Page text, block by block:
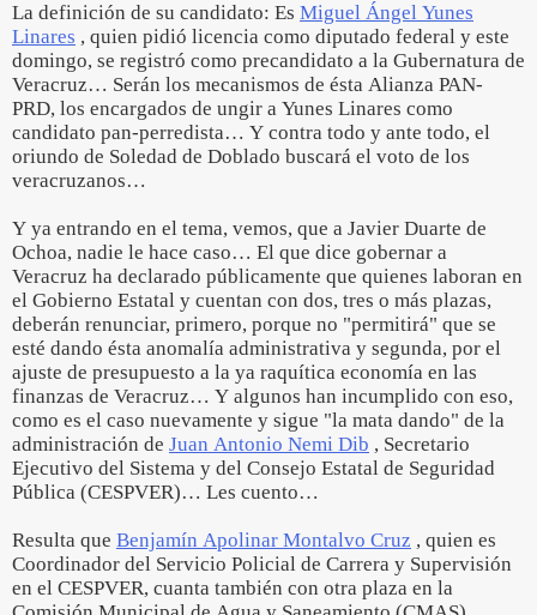
La definición de su candidato: Es Miguel Ángel Yunes
Linares , quien pidió licencia como diputado federal y este
domingo, se registró como precandidato a la Gubernatura de
Veracruz… Serán los mecanismos de ésta Alianza PAN-
PRD, los encargados de ungir a Yunes Linares como
candidato pan-perredista… Y contra todo y ante todo, el
oriundo de Soledad de Doblado buscará el voto de los
veracruzanos…
Y ya entrando en el tema, vemos, que a Javier Duarte de
Ochoa, nadie le hace caso… El que dice gobernar a
Veracruz ha declarado públicamente que quienes laboran en
el Gobierno Estatal y cuentan con dos, tres o más plazas,
deberán renunciar, primero, porque no "permitirá" que se
esté dando ésta anomalía administrativa y segunda, por el
ajuste de presupuesto a la ya raquítica economía en las
finanzas de Veracruz… Y algunos han incumplido con eso,
como es el caso nuevamente y sigue "la mata dando" de la
administración de Juan Antonio Nemi Dib , Secretario
Ejecutivo del Sistema y del Consejo Estatal de Seguridad
Pública (CESPVER)… Les cuento…
Resulta que Benjamín Apolinar Montalvo Cruz , quien es
Coordinador del Servicio Policial de Carrera y Supervisión
en el CESPVER, cuanta también con otra plaza en la